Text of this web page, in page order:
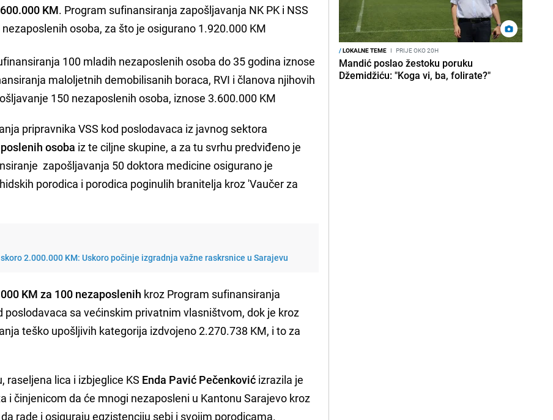
KM. Program sufinansiranja zapošljavanja NK PK i NSS
osoba, za što je osigurano 1.920.000 KM
100 mladih nezaposlenih osoba do 35 godina iznose
maloljetnih demobilisanih boraca, RVI i članova njihovih
150 nezaposlenih osoba, iznose 3.600.000 KM
pripravnika VSS kod poslodavaca iz javnog sektora
osoba iz te ciljne skupine, a za tu svrhu predviđeno je
zapošljavanja 50 doktora medicine osigurano je
porodica i porodica poginulih branitelja kroz 'Vaučer za
2.000.000 KM: Uskoro počinje izgradnja važne raskrsnice u Sarajevu
KM za 100 nezaposlenih kroz Program sufinansiranja
poslodavaca sa većinskim privatnim vlasništvom, dok je kroz
teško upošljivih kategorija izdvojeno 2.270.738 KM, i to za
raseljena lica i izbjeglice KS Enda Pavić Pečenković izrazila je
i činjenicom da će mnogi nezaposleni u Kantonu Sarajevo kroz
rade i osiguraju egzistenciju sebi i svojim porodicama.
/LOKALNE TEME I PRIJE OKO 20H
Mandić poslao žestoku poruku
Džemidžiću: "Koga vi, ba, folirate?"